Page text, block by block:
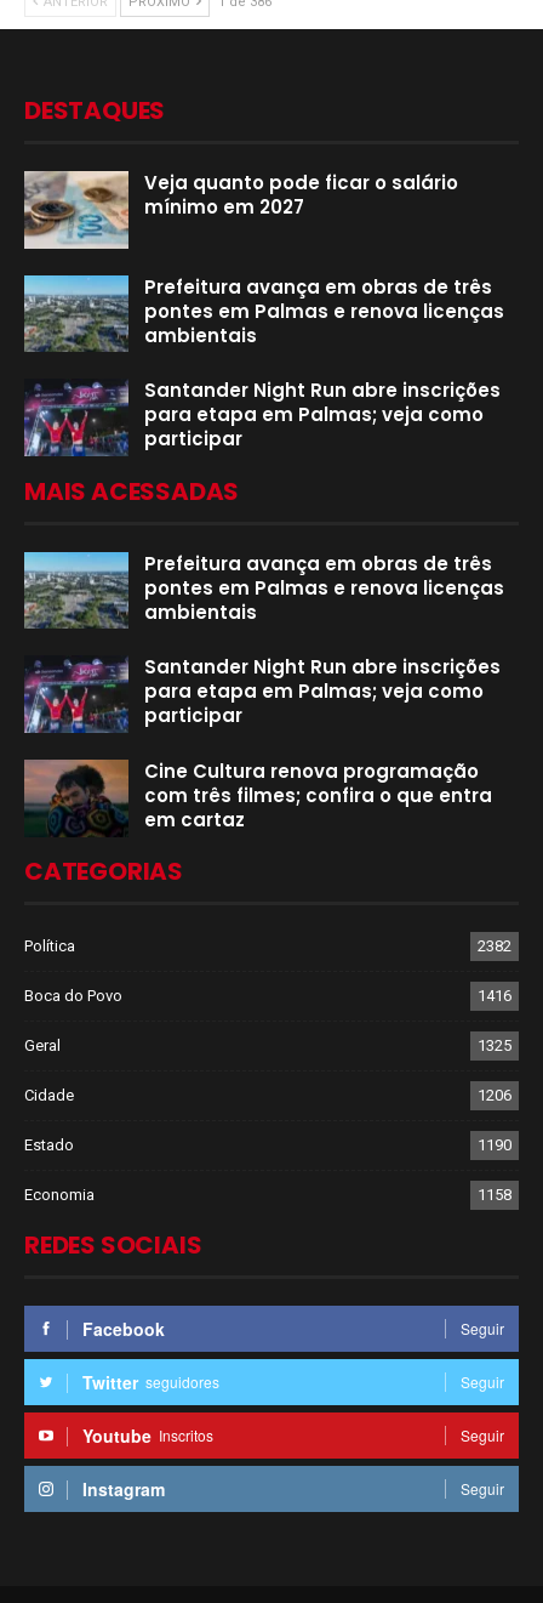
DESTAQUES
Veja quanto pode ficar o salário
mínimo em 2027
Prefeitura avança em obras de três
pontes em Palmas e renova licenças
ambientais
Santander Night Run abre inscrições
para etapa em Palmas; veja como
participar
MAIS ACESSADAS
Prefeitura avança em obras de três
pontes em Palmas e renova licenças
ambientais
Santander Night Run abre inscrições
para etapa em Palmas; veja como
participar
Cine Cultura renova programação
com três filmes; confira o que entra
em cartaz
CATEGORIAS
Política 2382
Boca do Povo 1416
Geral 1325
Cidade 1206
Estado 1190
Economia 1158
REDES SOCIAIS
Facebook Seguir
Twitter seguidores Seguir
Youtube Inscritos Seguir
Instagram Seguir